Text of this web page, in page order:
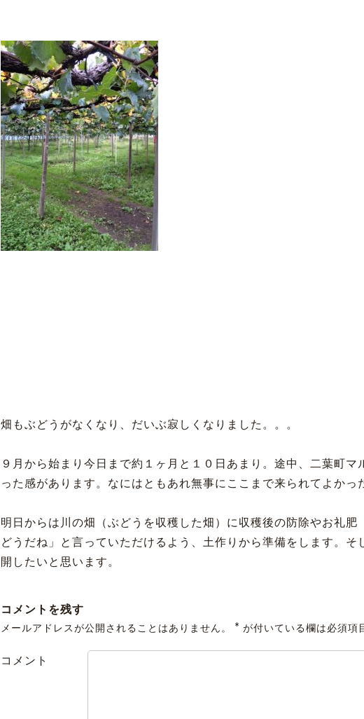
畑もぶどうがなくなり、だいぶ寂しくなりました。。。
９月から始まり今日まで約１ヶ月と１０日あまり。途中、二葉町
った感があります。なにはともあれ無事にここまで来られてよかっ
明日からは川の畑（ぶどうを収穫した畑）に収穫後の防除やお礼
どうだね」と言っていただけるよう、土作りから準備をします。
開したいと思います。
コメントを残す
メールアドレスが公開されることはありません。 * が付いている欄は必須項
コメント